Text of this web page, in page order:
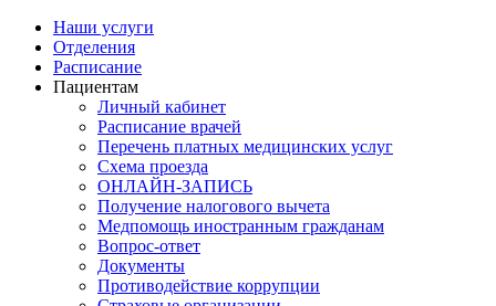
Наши услуги
Отделения
Расписание
Пациентам
Личный кабинет
Расписание врачей
Перечень платных медицинских услуг
Схема проезда
ОНЛАЙН-ЗАПИСЬ
Получение налогового вычета
Медпомощь иностранным гражданам
Вопрос-ответ
Документы
Противодействие коррупции